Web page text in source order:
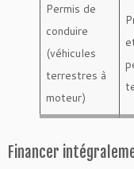
Permis de
conduire
(véhicules
terrestres à
moteur)
Financer